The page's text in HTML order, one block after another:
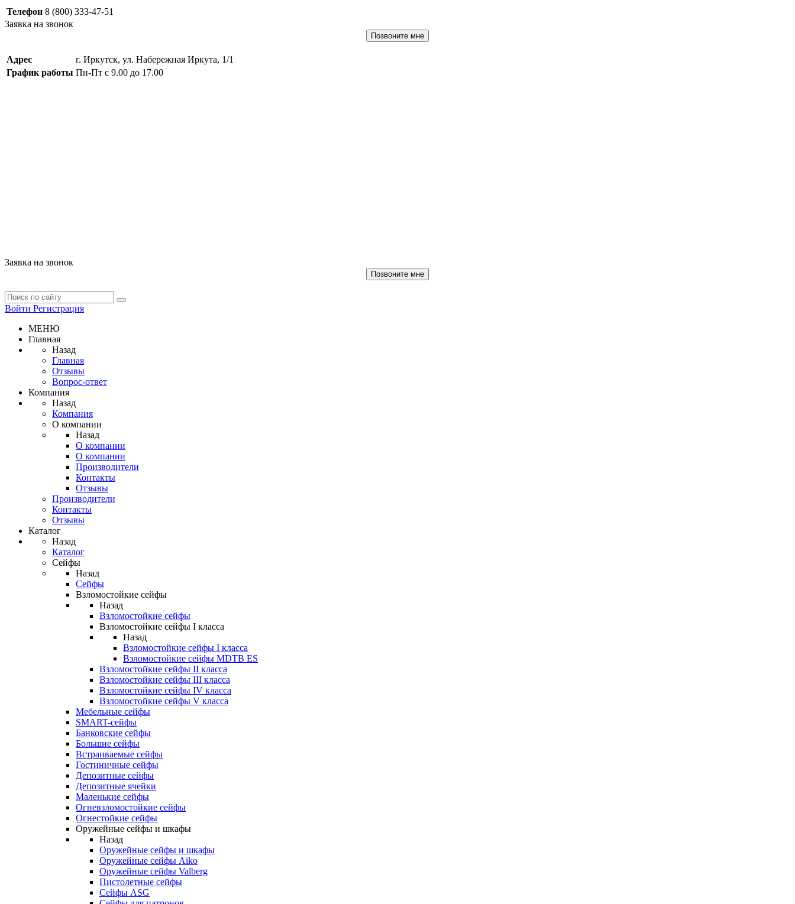
Телефон 8 (800) 333-47-51
Заявка на звонок
Позвоните мне
Адрес
г. Иркутск, ул. Набережная Иркута, 1/1
График работы Пн-Пт с 9.00 до 17.00
Заявка на звонок
Позвоните мне
Войти Регистрация
МЕНЮ
Главная
Назад
Главная
Отзывы
Вопрос-ответ
Компания
Назад
Компания
О компании
Назад
О компании
О компании
Производители
Контакты
Отзывы
Производители
Контакты
Отзывы
Каталог
Назад
Каталог
Сейфы
Назад
Сейфы
Взломостойкие сейфы
Назад
Взломостойкие сейфы
Взломостойкие сейфы I класса
Назад
Взломостойкие сейфы I класса
Взломостойкие сейфы MDTB ES
Взломостойкие сейфы II класса
Взломостойкие сейфы III класса
Взломостойкие сейфы IV класса
Взломостойкие сейфы V класса
Мебельные сейфы
SMART-сейфы
Банковские сейфы
Большие сейфы
Встраиваемые сейфы
Гостиничные сейфы
Депозитные сейфы
Депозитные ячейки
Маленькие сейфы
Огневзломостойкие сейфы
Огнестойкие сейфы
Оружейные сейфы и шкафы
Назад
Оружейные сейфы и шкафы
Оружейные сейфы Aiko
Оружейные сейфы Valberg
Пистолетные сейфы
Сейфы ASG